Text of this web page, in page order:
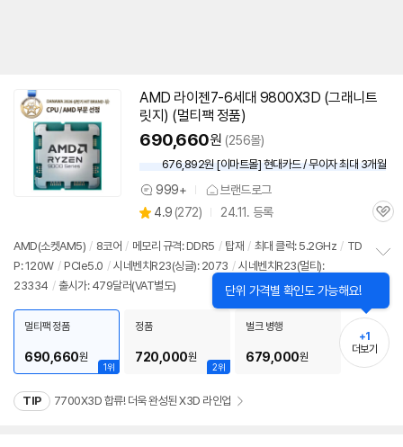
AMD 라이젠7-6세대 9800X3D (그래니트
릿지) (멀티팩 정품)
690,660원 (256몰)
676,892원 [이마트몰] 현대카드 / 무이자 최대 3개월
상
품
견
999+ 브랜드로그
별
점
4.9 (상
리
뷰
272) 24.11. 등록
관
AMD(소켓AM5) / 8코어 / 메모리 규격: DDR5 / 탑재 / 최대 클럭: 5.2GHz / TD
P: 120W / PCIe5.0 / 시네벤치R23(싱글): 2073 / 시네벤치R23(멀티):
23334 / 출시가: 479달러(VAT별도)
정
펼
기
1위
멀티팩 정품
690,660원
2위
정품
720,000원
벌크 병행
679,000원
+1
더보기
TIP 7700X3D 합류! 더욱 완성된 X3D 라인업